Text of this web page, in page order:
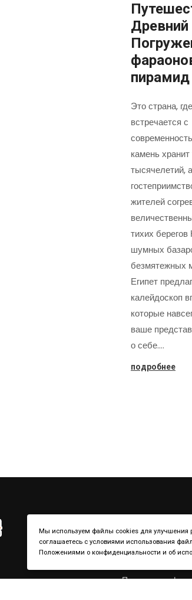
Древний
пирамид
Это страна,
встречается с
камень
тысячелетий, а
жителей
тихих
шумных
безмятежных
Египет
калейдоскоп
которые
ваше
о себе.…
подробнее
Полезная
Мы используем файлы cookies для улучшения
соглашаетесь с условиями использования
Положениями о конфиденциальности и об